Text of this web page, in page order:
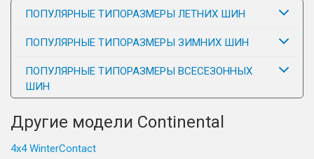
ПОПУЛЯРНЫЕ ТИПОРАЗМЕРЫ ЛЕТНИХ ШИН
ПОПУЛЯРНЫЕ ТИПОРАЗМЕРЫ ЗИМНИХ ШИН
ПОПУЛЯРНЫЕ ТИПОРАЗМЕРЫ ВСЕСЕЗОННЫХ
ШИН
Другие модели Continental
4x4 WinterContact